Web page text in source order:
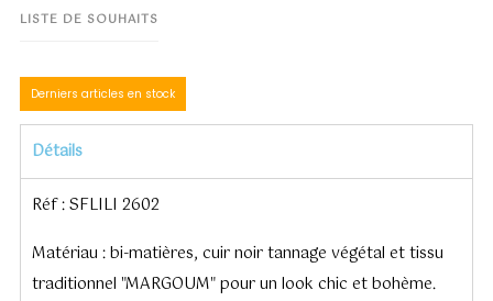
LISTE DE SOUHAITS
Derniers articles en stock
Détails
Réf : SFLILI 2602
Matériau : bi-matières, cuir noir tannage végétal et tissu
traditionnel "MARGOUM" pour un look chic et bohème.